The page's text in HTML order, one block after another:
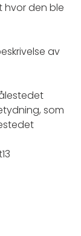
hvor den ble
av
som